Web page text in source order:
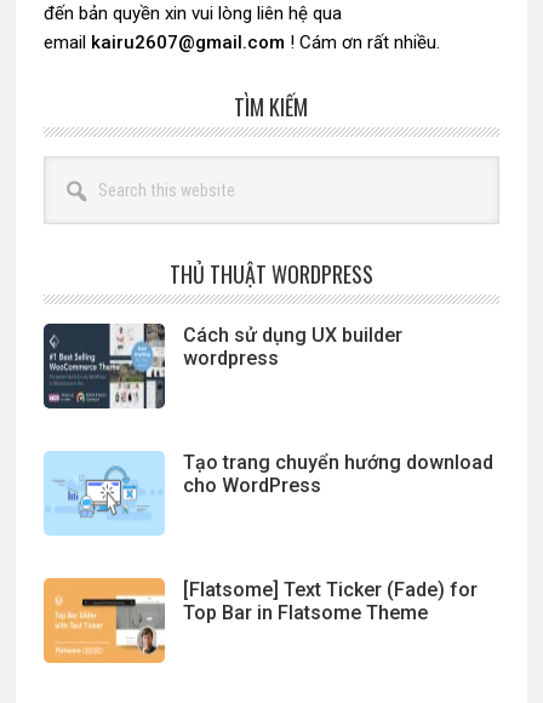
đến bản quyền xin vui lòng liên hệ qua
email kairu2607@gmail.com ! Cám ơn rất nhiều.
TÌM KIẾM
this
website
THỦ THUẬT WORDPRESS
Cách sử dụng UX builder
wordpress
Tạo trang chuyển hướng download
cho WordPress
[Flatsome] Text Ticker (Fade) for
Top Bar in Flatsome Theme